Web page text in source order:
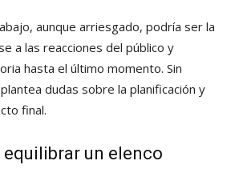
aunque arriesgado, podría ser la
a las reacciones del público y
hasta el último momento. Sin
dudas sobre la planificación y
final.
un elenco